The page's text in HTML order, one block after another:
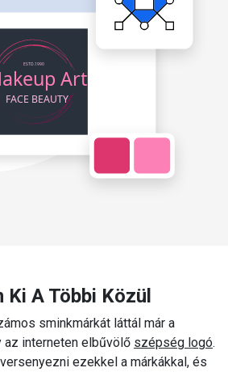
Ki A Többi Közül
sminkmárkát láttál már a
interneten elbűvölő szépség logó.
ezekkel a márkákkal, és